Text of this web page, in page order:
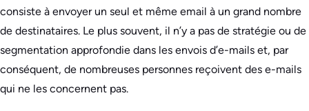
consiste à envoyer un seul et même email à un grand nombre
de destinataires. Le plus souvent, il n’y a pas de stratégie ou de
segmentation approfondie dans les envois d’e-mails et, par
conséquent, de nombreuses personnes reçoivent des e-mails
qui ne les concernent pas.